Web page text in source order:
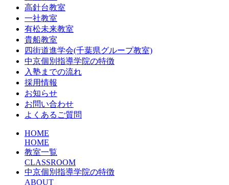
高針台教室
一社教室
有松未来教室
貴船教室
四街道進学会(千葉県グループ教室)
中京個別指導学院の特徴
入塾までの流れ
採用情報
お知らせ
お問い合わせ
よくあるご質問
HOME
HOME
教室一覧
CLASSROOM
中京個別指導学院の特徴
ABOUT